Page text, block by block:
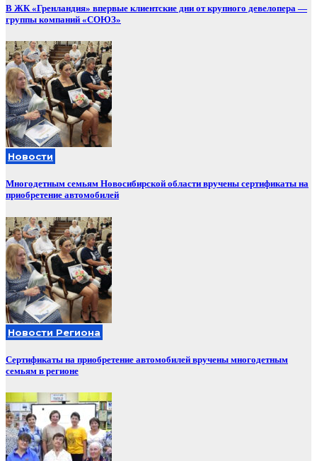
В ЖК «Гренландия» впервые клиентские дни от крупного девелопера —
группы компаний «СОЮЗ»
Новости
Многодетным семьям Новосибирской области вручены сертификаты на
приобретение автомобилей
Новости Региона
Сертификаты на приобретение автомобилей вручены многодетным
семьям в регионе